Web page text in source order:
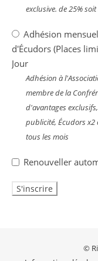
exclusive. de 25%
Adhésion
d'Écudors (Places
Jour
Adhésion à
membre de la
d'avantages
publicité, Écudors x2
tous les mois
Renouveller
©